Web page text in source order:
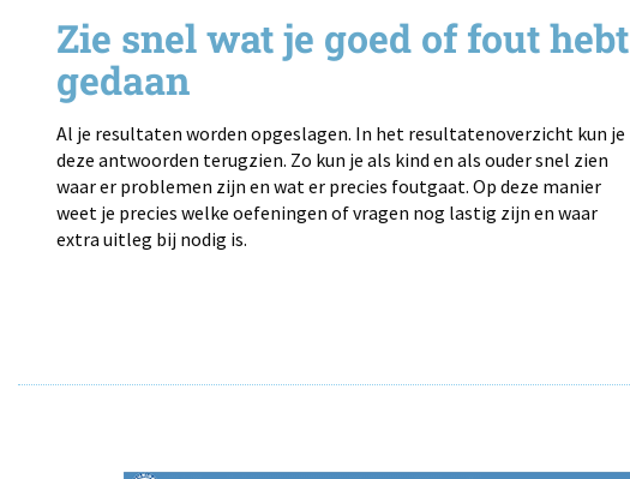
Zie snel wat je goed of fout hebt
gedaan
Al je resultaten worden opgeslagen. In het resultatenoverzicht kun je
deze antwoorden terugzien. Zo kun je als kind en als ouder snel zien
waar er problemen zijn en wat er precies foutgaat. Op deze manier
weet je precies welke oefeningen of vragen nog lastig zijn en waar
extra uitleg bij nodig is.